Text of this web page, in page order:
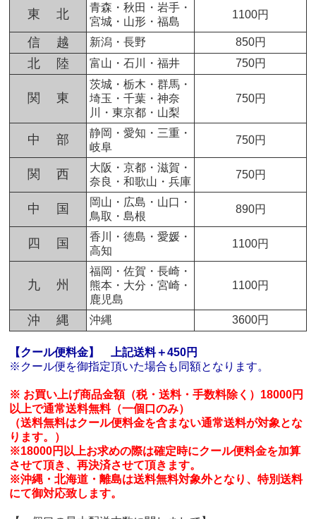
東 北
青森・秋田・岩手・
宮城・山形・福島
1100円
信 越 新潟・長野 850円
北 陸 富山・石川・福井 750円
関 東
茨城・栃木・群馬・
埼玉・千葉・神奈
川・東京都・山梨
750円
中 部
静岡・愛知・三重・
岐阜
750円
関 西
大阪・京都・滋賀・
奈良・和歌山・兵庫
750円
中 国
岡山・広島・山口・
鳥取・島根
890円
四 国
香川・徳島・愛媛・
高知
1100円
九 州
福岡・佐賀・長崎・
熊本・大分・宮崎・
鹿児島
1100円
沖 縄 沖縄 3600円
【クール便料金】
上記送料＋450円
※クール便を御指定頂いた場合も同額となります。
※ お買い上げ商品金額（税・送料・手数料除く）18000円
以上で通常送料無料（一個口のみ）
（送料無料はクール便料金を含まない通常送料が対象とな
ります。）
※18000円以上お求めの際は確定時にクール便料金を加算
させて頂き、再決済させて頂きます。
※沖縄・北海道・離島は送料無料対象外となり、特別送料
にて御対応致します。